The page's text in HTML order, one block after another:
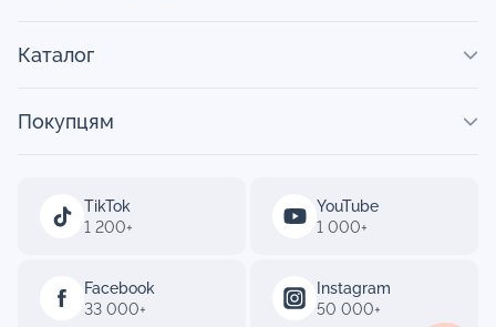
TikTok
1 200+
YouTube
1 000+
Facebook
33 000+
Instagram
50 000+
Каталог
Покупцям